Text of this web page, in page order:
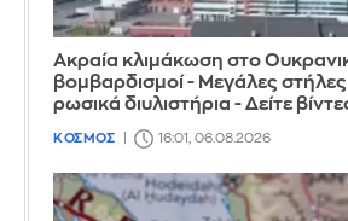
Ακραία κλιμάκωση στο
βομβαρδισμοί - Μεγάλες
ρωσικά διυλιστήρια - Δείτε
ΚΟΣΜΟΣ 16:01, 06.08.2026